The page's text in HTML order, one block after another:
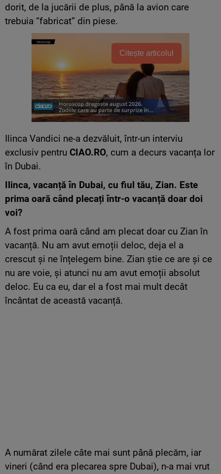
dorit, de la jucării de plus, până la avion care
trebuia “fabricat” din piese.
Citește articolul
Ilinca Vandici ne-a dezvăluit, într-un interviu
exclusiv pentru CIAO.RO, cum a decurs vacanța lor
în Dubai.
Ilinca, vacanță în Dubai, cu fiul tău, Zian. Este
prima oară când plecați într-o vacanță doar doi
voi?
A fost prima oară când am plecat doar cu Zian în
vacanță. Nu am avut emoții deloc, deja el a
crescut și ne înțelegem bine. Zian știe ce are și ce
nu are voie, și atunci nu am avut emoții absolut
deloc. Eu ca eu, dar el a fost mai mult decât
încântat de această vacanță.
A numărat zilele câte mai sunt până plecăm, iar
vineri (când era plecarea spre Dubai), n-a mai vrut